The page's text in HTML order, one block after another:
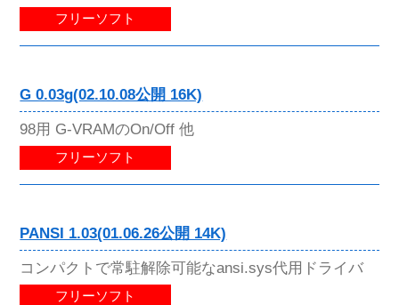
フリーソフト
G 0.03g(02.10.08公開 16K)
98用 G-VRAMのOn/Off 他
フリーソフト
PANSI 1.03(01.06.26公開 14K)
コンパクトで常駐解除可能なansi.sys代用ドライバ
フリーソフト